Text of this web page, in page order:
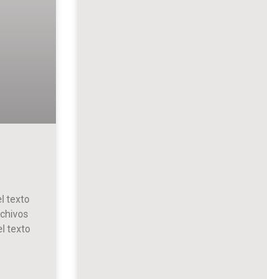
texto
texto